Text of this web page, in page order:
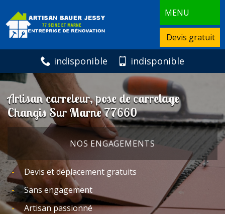
MENU
Devis gratuit
indisponible indisponible
Artisan carreleur, pose de carrelage
Changis Sur Marne 77660
NOS ENGAGEMENTS
Devis et déplacement gratuits
Sans engagement
Artisan passionné